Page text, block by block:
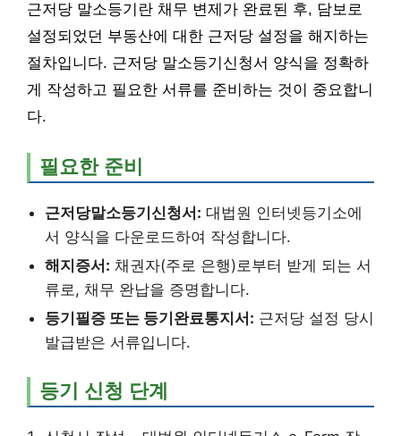
근저당 말소등기란 채무 변제가 완료된 후, 담보로
설정되었던 부동산에 대한 근저당 설정을 해지하는
절차입니다. 근저당 말소등기신청서 양식을 정확하
게 작성하고 필요한 서류를 준비하는 것이 중요합니
다.
필요한 준비
근저당말소등기신청서: 대법원 인터넷등기소에
서 양식을 다운로드하여 작성합니다.
해지증서: 채권자(주로 은행)로부터 받게 되는 서
류로, 채무 완납을 증명합니다.
등기필증 또는 등기완료통지서: 근저당 설정 당시
발급받은 서류입니다.
등기 신청 단계